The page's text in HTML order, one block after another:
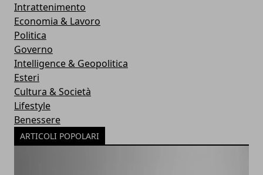
Intrattenimento
Economia & Lavoro
Politica
Governo
Intelligence & Geopolitica
Esteri
Cultura & Società
Lifestyle
Benessere
ARTICOLI POPOLARI